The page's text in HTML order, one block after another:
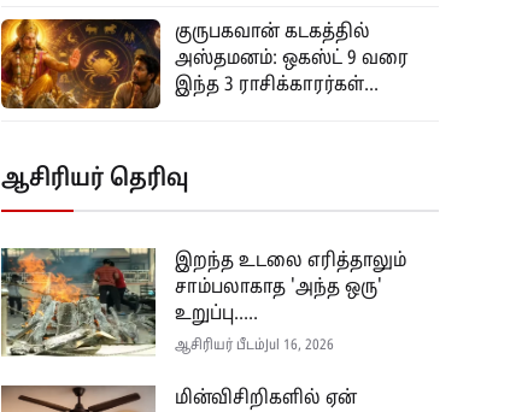
குருபகவான் கடகத்தில்
அஸ்தமனம்: ஒகஸ்ட் 9 வரை
இந்த 3 ராசிக்காரர்கள்...
ஆசிரியர் தெரிவு
இறந்த உடலை எரித்தாலும்
சாம்பலாகாத 'அந்த ஒரு'
உறுப்பு.....
ஆசிரியர் பீடம் Jul 16, 2026
மின்விசிறிகளில் ஏன்